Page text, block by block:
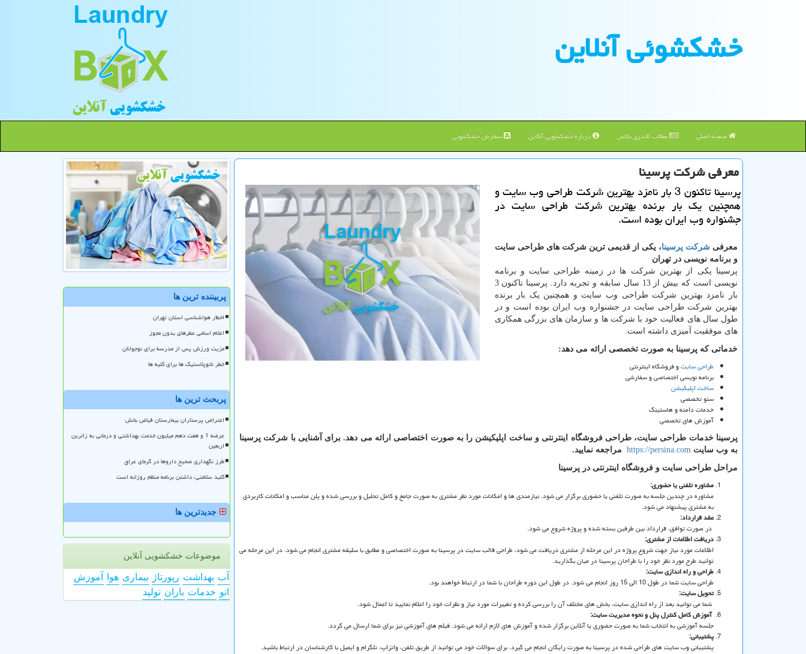
خشكشوئی آنلاین
صفحه اصلی مطالب لاندری باکس درباره خشکشویی آنلاین سفارش خشکشویی
معرفی شركت پرسینا
پرسینا تاكنون 3 بار نامزد بهترین شركت طراحی وب سایت و
همچنین یك بار برنده بهترین شركت طراحی سایت در
جشنواره وب ایران بوده است.
معرفیشرکت پرسینا، یکی از قدیمی ترین شرکت های طراحی سایت
و برنامه نویسی در تهران
پرسینا یکی از بهترین شرکت ها در زمینه طراحی سایت و برنامه
نویسی است که بیش از 13 سال سابقه و تجربه دارد. پرسینا تاکنون 3
بار نامزد بهترین شرکت طراحی وب سایت و همچنین یک بار برنده
بهترین شرکت طراحی سایت در جشنواره وب ایران بوده است و در
طول سال های فعالیت خود با شرکت ها و سازمان های بزرگی همکاری
های موفقیت آمیزی داشته است.
خدماتی که پرسینا به صورت تخصصی ارائه می دهد:
طراحی سایتو فروشگاه اینترنتی
برنامه نویسی اختصاصی و سفارشی
ساخت اپلیکیشن
سئو تخصصی
خدمات دامنه و هاستینگ
آموزش های تخصصی
پرسینا خدمات طراحی سایت، طراحی فروشگاه اینترنتی و ساخت اپلیکیشن را به صورت اختصاصی ارائه می دهد. برای آشنایی با شرکت پرسینا
به وب سایت https://persina.com مراجعه نمایید.
مراحل طراحی سایت و فروشگاه اینترنتی در پرسینا
مشاوره تلفنی یا حضوری:
مشاوره در چندین جلسه به صورت تلفنی یا حضوری برگزار می شود. نیازمندی ها و امکانات مورد نظر مشتری به صورت جامع و کامل تحلیل و بررسی شده و پلن مناسب و امکانات کاربردی
به مشتری پیشنهاد می شود.
عقد قرارداد:
در صورت توافق، قرارداد بین طرفین بسته شده و پروژه شروع می شود.
دریافت اطلاعات از مشتری:
اطلاعات مورد نیاز جهت شروع پروژه در این مرحله از مشتری دریافت می شود، طراحی قالب سایت در پرسینا به صورت اختصاصی و مطابق با سلیقه مشتری انجام می شود. در این مرحله می
توانید طرح مورد نظر خود را با طراحان پرسینا در میان بگذارید.
طراحی و راه اندازی سایت:
طراحی سایت شما در طول 10 الی 15 روز انجام می شود. در طول این دوره طراحان با شما در ارتباط خواهند بود.
تحویل سایت:
شما می توانید بعد از راه اندازی سایت، بخش های مختلف آن را بررسی کرده و تغییرات مورد نیاز و نظرات خود را اعلام نمایید تا اعمال شود.
آموزش کامل کنترل پنل و نحوه مدیریت سایت:
جلسه آموزشی به انتخاب شما به صورت حضوری یا آنلاین برگزار شده و آموزش های لازم ارائه می شود. فیلم های آموزشی نیز برای شما ارسال می گردد.
پشتیبانی:
پشتیبانی وب سایت های طراحی شده در پرسینا به صورت رایگان انجام می گیرد. برای سوالات خود می توانید از طریق تلفن، واتزاپ، تلگرام و ایمیل با کارشناسان در ارتباط باشید.
پربیننده ترین ها
اخطار هواشناسی استان تهران
اعلام اسامی عطرهای بدون مجوز
مزیت ورزش پس از مدرسه برای نوجوانان
خطر نانوپلاستیک ها برای کلیه ها
پربحث ترین ها
اعتراض پرستاران بیمارستان فیاض بخش
عرضه 1 و هفت دهم میلیون خدمت بهداشتی و درمانی به زائرین
اربعین
طرز نگهداری صحیح داروها در گرمای عراق
کلید سلامتی، داشتن برنامه منظم روزانه است
جدیدترین ها
موضوعات خشکشویی آنلاین
آب بهداشت رپورتاژ بیماری هوا
آموزش
اتو خدمات باران تولید